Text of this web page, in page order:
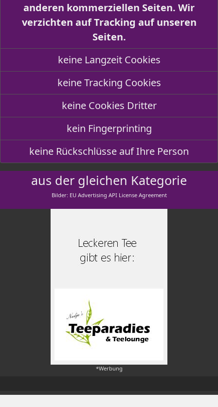
anderen kommerziellen Seiten. Wir
verzichten auf Tracking auf unseren
Seiten.
keine Langzeit Cookies
keine Tracking Cookies
keine Cookies Dritter
kein Fingerprinting
keine Rückschlüsse auf Ihre Person
aus der gleichen Kategorie
Bilder: EU Advertising API License Agreement
*Werbung